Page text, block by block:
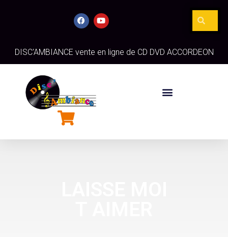
DISC'AMBIANCE vente en ligne de CD DVD ACCORDEON